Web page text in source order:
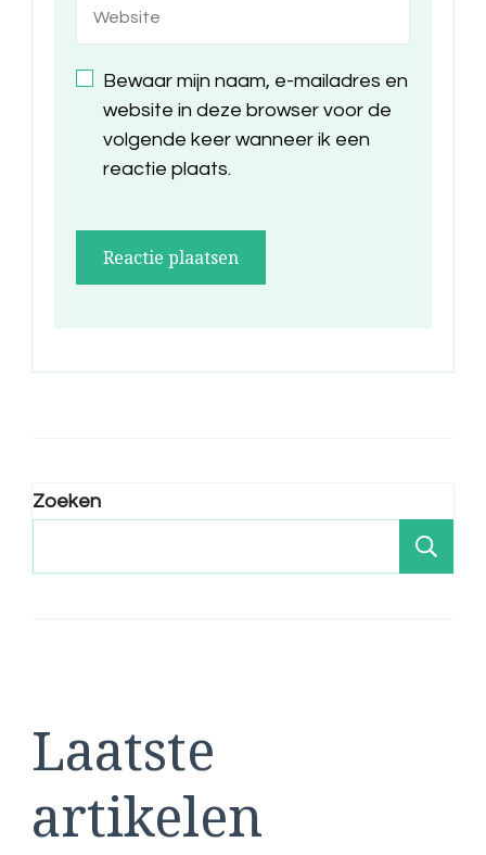
Bewaar mijn naam, e-mailadres en
website in deze browser voor de
volgende keer wanneer ik een
reactie plaats.
Zoeken
Laatste
artikelen